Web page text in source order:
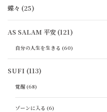
蝶々 (25)
AS SALAM 平安 (121)
自分の人生を生きる (60)
SUFI (113)
覚醒(68)
ゾーンに入る (6)